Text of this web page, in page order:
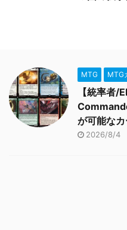
MTG MTG
【統率者
が可能なカ
2026/8/4